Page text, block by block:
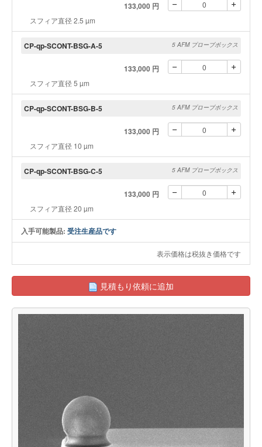
133,000 円
スフィア直径 2.5 µm
CP-qp-SCONT-BSG-A-5 5 AFM プローブボックス
133,000 円
スフィア直径 5 µm
CP-qp-SCONT-BSG-B-5 5 AFM プローブボックス
133,000 円
スフィア直径 10 µm
CP-qp-SCONT-BSG-C-5 5 AFM プローブボックス
133,000 円
スフィア直径 20 µm
入手可能製品: 受注生産品です
表示価格は税抜き価格です
見積もり依頼に追加